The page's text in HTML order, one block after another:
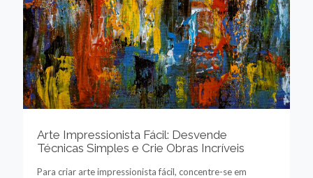
Arte Impressionista Fácil: Desvende
Técnicas Simples e Crie Obras Incríveis
Para criar arte impressionista fácil, concentre-se em